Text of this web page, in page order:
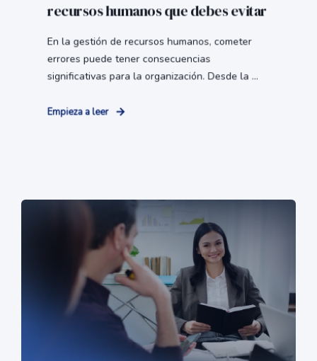
recursos humanos que debes evitar
En la gestión de recursos humanos, cometer
errores puede tener consecuencias
significativas para la organización. Desde la ...
Empieza a leer